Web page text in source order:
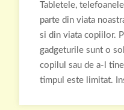
Tabletele,
parte din viata
si din viata copiilor.
gadgeturile sunt o
copilul sau de a-l
timpul este limitat.